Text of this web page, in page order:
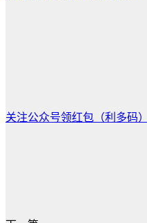
关注公众号领红包（利多码）